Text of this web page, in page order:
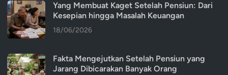
Yang Membuat Kaget Setelah Pensiun: Dari
Kesepian hingga Masalah Keuangan
18/06/2026
Fakta Mengejutkan Setelah Pensiun yang
Jarang Dibicarakan Banyak Orang